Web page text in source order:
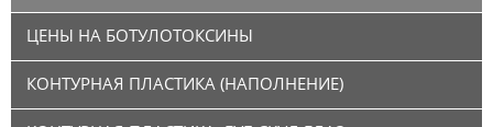
ЦЕНЫ НА БОТУЛОТОКСИНЫ
КОНТУРНАЯ ПЛАСТИКА (НАПОЛНЕНИЕ)